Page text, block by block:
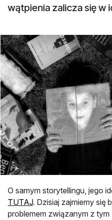
wątpienia zalicza się w
O samym storytellingu, jego
TUTAJotwiera się w nowej
. Dzisiaj zajmiemy się
problemem związanym z tym